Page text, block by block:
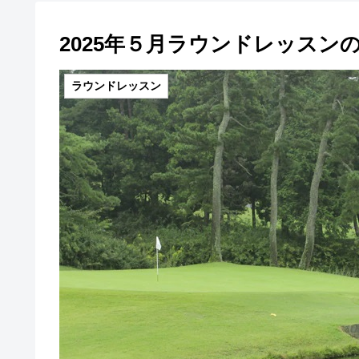
2025年５月ラウンドレッスン
ラウンドレッスン